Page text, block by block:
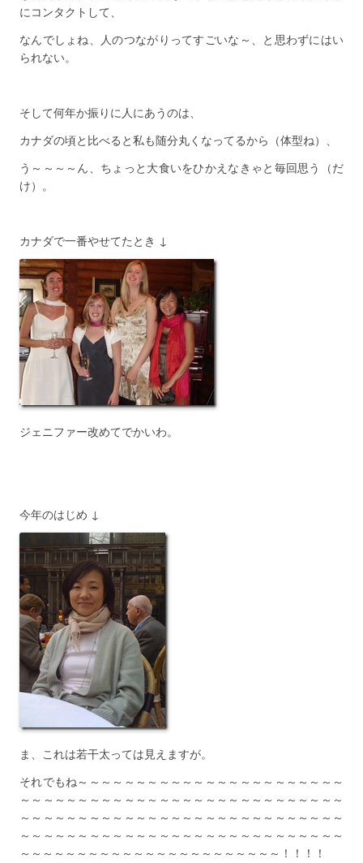
にコンタクトして、
なんでしょね、人のつながりってすごいな～、と思わずにはい
られない。
そして何年か振りに人にあうのは、
カナダの頃と比べると私も随分丸くなってるから（体型ね）、
う～～～～ん、ちょっと大食いをひかえなきゃと毎回思う（だ
け）。
カナダで一番やせてたとき ↓
ジェニファー改めてでかいわ。
今年のはじめ ↓
ま、これは若干太っては見えますが。
それでもね～～～～～～～～～～～～～～～～～～～～～～～
～～～～～～～～～～～～～～～～～～～～～～～～～～～～
～～～～～～～～～～～～～～～～～～～～～～～～～～～～
～～～～～～～～～～～～～～～～～～～～～～～～～～～～
～～～～～～～～～～～～～～～～～～～～～～～！！！！